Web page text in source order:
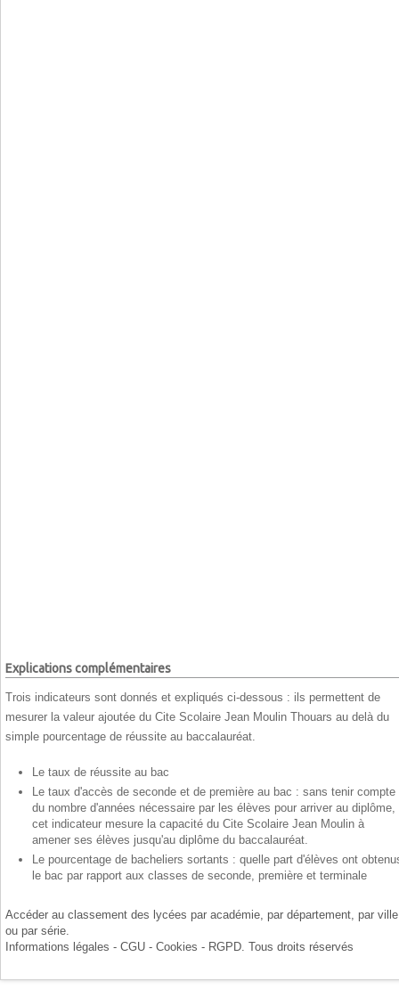
Explications complémentaires
Trois indicateurs sont donnés et expliqués ci-dessous : ils permettent de
mesurer la valeur ajoutée du Cite Scolaire Jean Moulin Thouars au delà du
simple pourcentage de réussite au baccalauréat.
Le taux de réussite au bac
Le taux d'accès de seconde et de première au bac : sans tenir compte
du nombre d'années nécessaire par les élèves pour arriver au diplôme,
cet indicateur mesure la capacité du Cite Scolaire Jean Moulin à
amener ses élèves jusqu'au diplôme du baccalauréat.
Le pourcentage de bacheliers sortants : quelle part d'élèves ont
le bac par rapport aux classes de seconde, première et terminale
Accéder au classement des lycées par académie, par département, par ville
ou par série.
Informations légales - CGU - Cookies - RGPD. Tous droits réservés